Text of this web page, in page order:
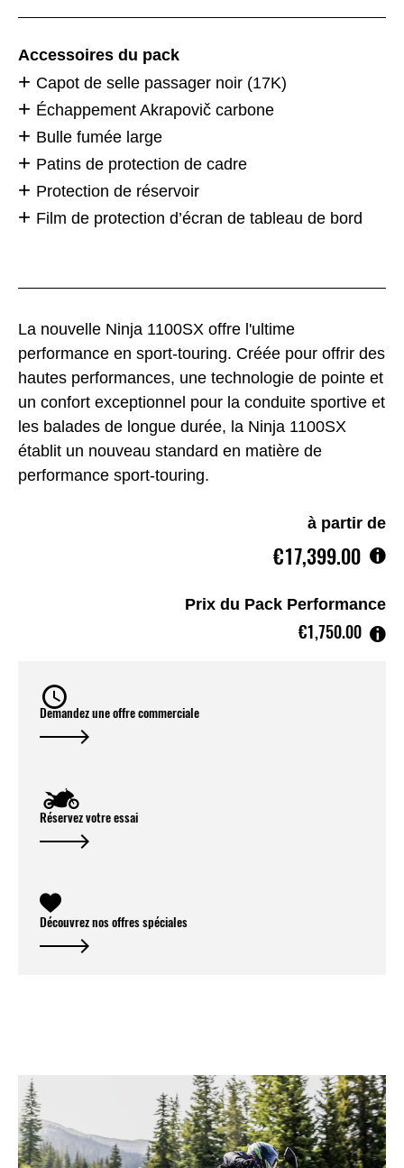
La nouvelle Ninja 1100SX offre l'ultime
performance en sport-touring. Créée pour offrir des
hautes performances, une technologie de pointe et
un confort exceptionnel pour la conduite sportive et
les balades de longue durée, la Ninja 1100SX
établit un nouveau standard en matière de
performance sport-touring.
à partir de
€17,399.00
Prix du Pack Performance
€1,750.00
Accessoires du pack
Capot de selle passager noir (17K)
Échappement Akrapovič carbone
Bulle fumée large
Patins de protection de cadre
Protection de réservoir
Film de protection d’écran de tableau de bord
Demandez une offre commerciale
Réservez votre essai
Découvrez nos offres spéciales